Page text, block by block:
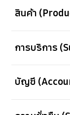
สินค้า
การบริการ
บัญชี